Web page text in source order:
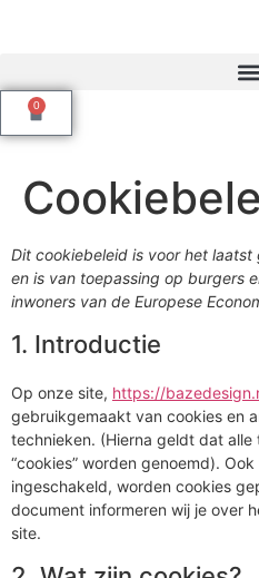
0
Dit cookiebeleid is voor het
en is van toepassing op burgers
inwoners van de Europese
1. Introductie
Op onze site, https://
gebruikgemaakt van cookies en
technieken. (Hierna geldt dat
“cookies” worden genoemd).
ingeschakeld, worden cookies
document informeren wij je over
site.